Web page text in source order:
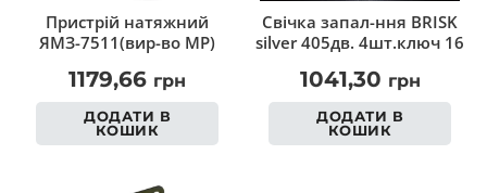
Пристрій натяжний
ЯМЗ-7511(вир-во МР)
1179,66 грн
ДОДАТИ В
КОШИК
Свічка запал-ння BRISK
silver 405дв. 4шт.ключ 16
1041,30 грн
ДОДАТИ В
КОШИК